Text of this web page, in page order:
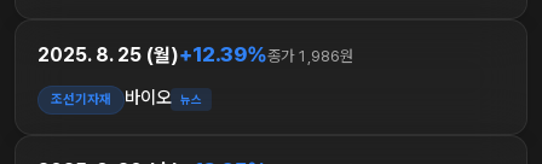
2025. 8. 25 (월)+12.39%종가 1,986원
조선기자재 바이오 뉴스